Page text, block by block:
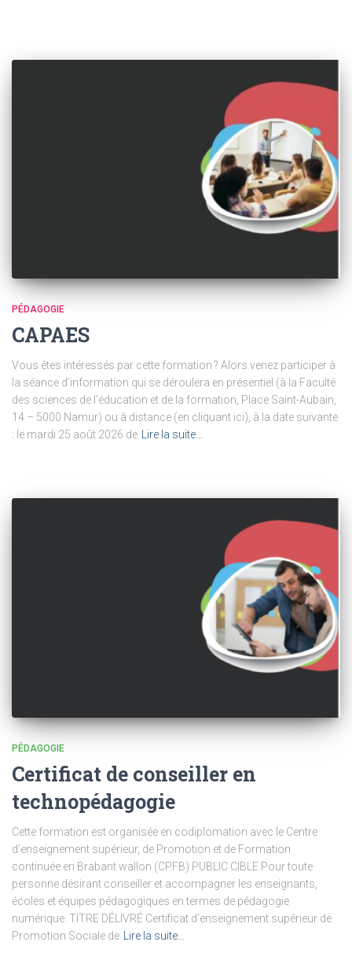
PÉDAGOGIE
CAPAES
Vous êtes intéressés par cette formation ? Alors venez participer à
la séance d’information qui se déroulera en présentiel (à la Faculté
des sciences de l’éducation et de la formation, Place Saint-Aubain,
14 – 5000 Namur) ou à distance (en cliquant ici), à la date suivante
: le mardi 25 août 2026 de Lire la suite…
PÉDAGOGIE
Certificat de conseiller en
technopédagogie
Cette formation est organisée en codiplomation avec le Centre
d’enseignement supérieur, de Promotion et de Formation
continuée en Brabant wallon (CPFB) PUBLIC CIBLE Pour toute
personne désirant conseiller et accompagner les enseignants,
écoles et équipes pédagogiques en termes de pédagogie
numérique. TITRE DÉLIVRÉ Certificat d’enseignement supérieur de
Promotion Sociale de
Lire la suite…